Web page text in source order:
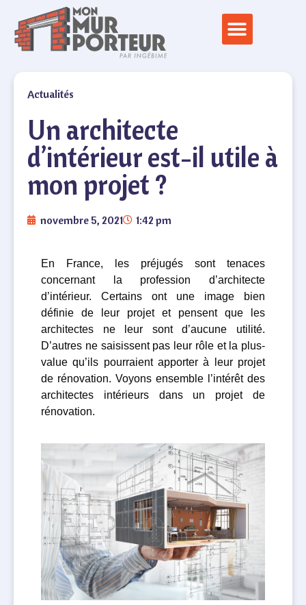
Actualités
Un architecte
d’intérieur est-il utile à
mon projet ?
novembre 5, 2021 1:42 pm
En France, les préjugés sont tenaces
concernant la profession d’architecte
d’intérieur. Certains ont une image bien
définie de leur projet et pensent que les
architectes ne leur sont d’aucune utilité.
D’autres ne saisissent pas leur rôle et la plus-
value qu’ils pourraient apporter à leur projet
de rénovation. Voyons ensemble l’intérêt des
architectes intérieurs dans un projet de
rénovation.